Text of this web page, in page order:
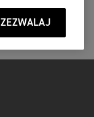
ZEZWALAJ